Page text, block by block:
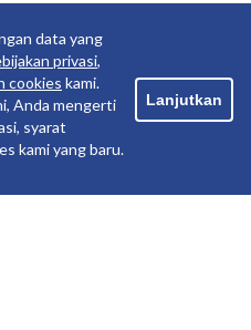
data yang
privasi,
cookies kami.
Anda mengerti
syarat
kami yang baru.
Lanjutkan